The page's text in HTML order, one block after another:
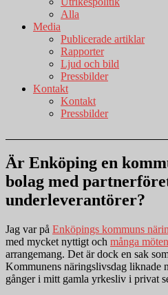
Alla
Media
Publicerade artiklar
Rapporter
Ljud och bild
Pressbilder
Kontakt
Kontakt
Pressbilder
Är Enköping en
bolag med
underleverantörer?
Jag var på Enköpings kommuns
med mycket nyttigt och många möten
arrangemang. Det är dock en sak
Kommunens näringslivsdag liknade
gånger i mitt gamla yrkesliv i privat